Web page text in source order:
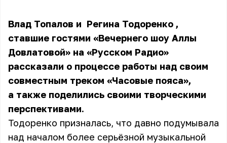
Влад Топалов и Регина Тодоренко ,
ставшие гостями «Вечернего шоу Аллы
Довлатовой» на «Русском Радио»
рассказали о процессе работы над своим
совместным треком «Часовые пояса»,
а также поделились своими творческими
перспективами.
Тодоренко призналась, что давно подумывала
над началом более серьёзной музыкальной